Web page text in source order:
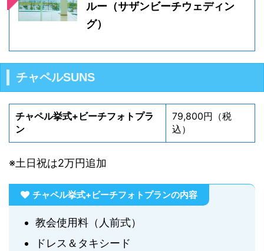
ルー（サザンビーチウェディン
グ）
チャペルSUNS
チャペル挙式+ビーチフォトプラ
ン
79,800円（税
込）
※土日祝は2万円追加
チャペル挙式+ビーチフォトプランの内容
教会使用料（人前式）
ドレス＆タキシード